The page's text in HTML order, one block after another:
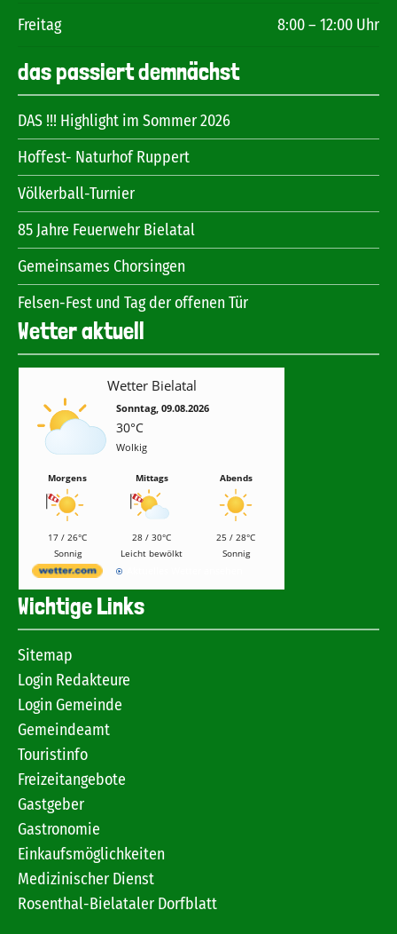
Freitag 8:00 – 12:00 Uhr
das passiert demnächst
DAS !!! Highlight im Sommer 2026
Hoffest- Naturhof Ruppert
Völkerball-Turnier
85 Jahre Feuerwehr Bielatal
Gemeinsames Chorsingen
Felsen-Fest und Tag der offenen Tür
Wetter aktuell
Wetter Bielatal
Sonntag, 09.08.2026
30°C
Wolkig
Morgens
17 / 26°C
Sonnig
Mittags
28 / 30°C
Leicht bewölkt
Abends
25 / 28°C
Sonnig
Wichtige Links
Sitemap
Login Redakteure
Login Gemeinde
Gemeindeamt
Touristinfo
Freizeitangebote
Gastgeber
Gastronomie
Einkaufsmöglichkeiten
Medizinischer Dienst
Rosenthal-Bielataler Dorfblatt